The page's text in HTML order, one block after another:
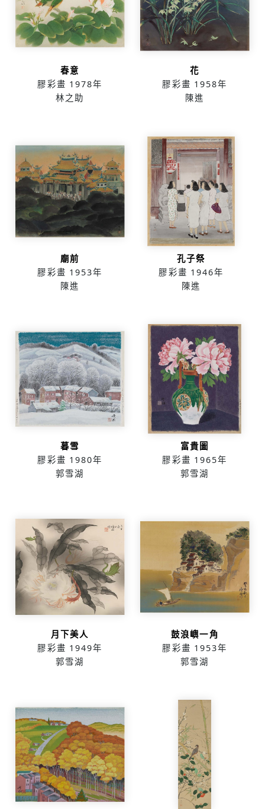
春意
膠彩畫 1978年
林之助
花
膠彩畫 1958年
陳進
廟前
膠彩畫 1953年
陳進
孔子祭
膠彩畫 1946年
陳進
暮雪
膠彩畫 1980年
郭雪湖
富貴圖
膠彩畫 1965年
郭雪湖
月下美人
膠彩畫 1949年
郭雪湖
鼓浪嶼一角
膠彩畫 1953年
郭雪湖